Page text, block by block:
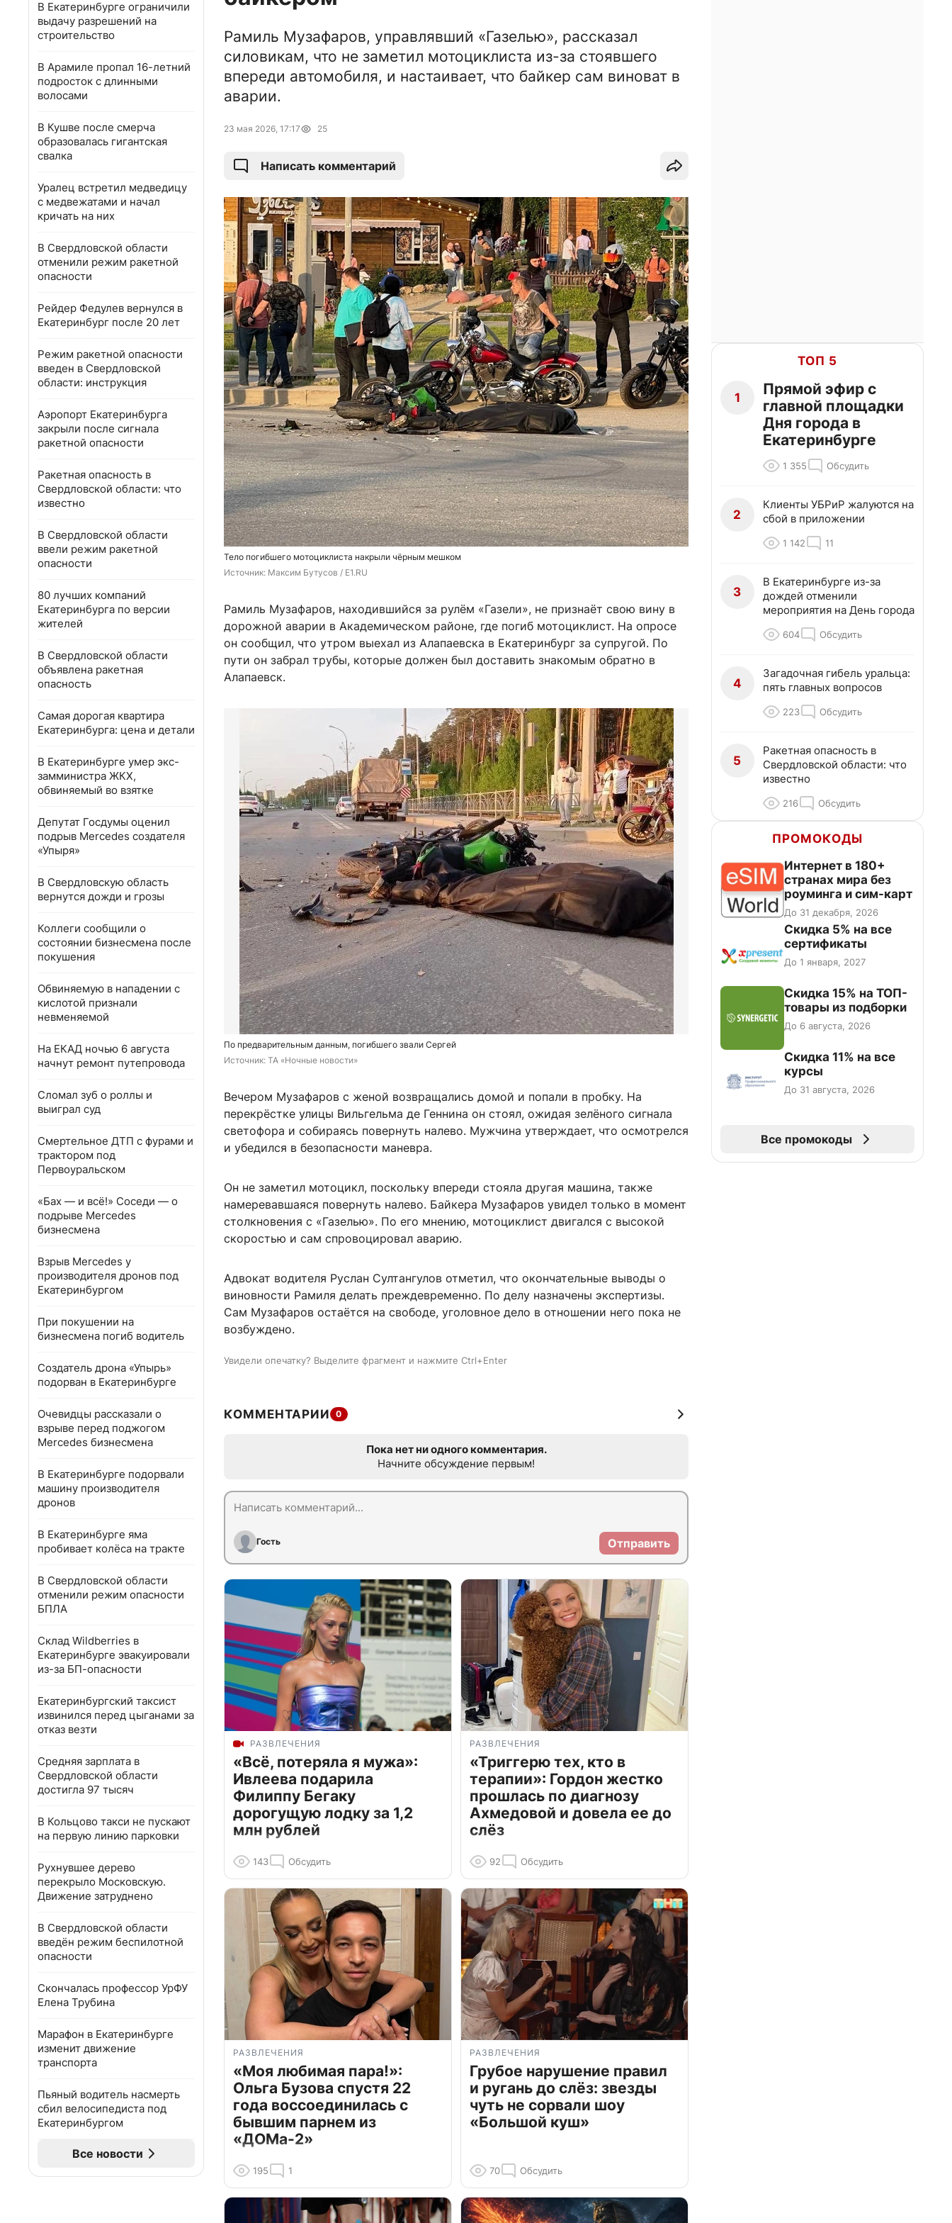
В Екатеринбурге ограничили
выдачу разрешений на
строительство
В Арамиле пропал 16-летний
подросток с длинными
волосами
В Кушве после смерча
образовалась гигантская
свалка
Уралец встретил медведицу
с медвежатами и начал
кричать на них
В Свердловской области
отменили режим ракетной
опасности
Рейдер Федулев вернулся в
Екатеринбург после 20 лет
Режим ракетной опасности
введен в Свердловской
области: инструкция
Аэропорт Екатеринбурга
закрыли после сигнала
ракетной опасности
Ракетная опасность в
Свердловской области: что
известно
В Свердловской области
ввели режим ракетной
опасности
80 лучших компаний
Екатеринбурга по версии
жителей
В Свердловской области
объявлена ракетная
опасность
Самая дорогая квартира
Екатеринбурга: цена и детали
В Екатеринбурге умер экс-
замминистра ЖКХ,
обвиняемый во взятке
Депутат Госдумы оценил
подрыв Mercedes создателя
«Упыря»
В Свердловскую область
вернутся дожди и грозы
Коллеги сообщили о
состоянии бизнесмена после
покушения
Обвиняемую в нападении с
кислотой признали
невменяемой
На ЕКАД ночью 6 августа
начнут ремонт путепровода
Сломал зуб о роллы и
выиграл суд
Смертельное ДТП с фурами и
трактором под
Первоуральском
«Бах — и всё!» Соседи — о
подрыве Mercedes
бизнесмена
Взрыв Mercedes у
производителя дронов под
Екатеринбургом
При покушении на
бизнесмена погиб водитель
Создатель дрона «Упырь»
подорван в Екатеринбурге
Очевидцы рассказали о
взрыве перед поджогом
Mercedes бизнесмена
В Екатеринбурге подорвали
машину производителя
дронов
В Екатеринбурге яма
пробивает колёса на тракте
В Свердловской области
отменили режим опасности
БПЛА
Склад Wildberries в
Екатеринбурге эвакуировали
из-за БП-опасности
Екатеринбургский таксист
извинился перед цыганами за
отказ везти
Средняя зарплата в
Свердловской области
достигла 97 тысяч
В Кольцово такси не пускают
на первую линию парковки
Рухнувшее дерево
перекрыло Московскую.
Движение затруднено
В Свердловской области
введён режим беспилотной
опасности
Скончалась профессор УрФУ
Елена Трубина
Марафон в Екатеринбурге
изменит движение
транспорта
Пьяный водитель насмерть
сбил велосипедиста под
Екатеринбургом
Все новости
Рамиль Музафаров, управлявший «Газелью», рассказал
силовикам, что не заметил мотоциклиста из-за стоявшего
впереди автомобиля, и настаивает, что байкер сам виноват в
аварии.
23 мая 2026, 17:17 25
Написать комментарий
Тело погибшего мотоциклиста накрыли чёрным мешком
Источник: Максим Бутусов / E1.RU
Рамиль Музафаров, находившийся за рулём «Газели», не признаёт свою вину в
дорожной аварии в Академическом районе, где погиб мотоциклист. На опросе
он сообщил, что утром выехал из Алапаевска в Екатеринбург за супругой. По
пути он забрал трубы, которые должен был доставить знакомым обратно в
Алапаевск.
По предварительным данным, погибшего звали Сергей
Источник: ТА «Ночные новости»
Вечером Музафаров с женой возвращались домой и попали в пробку. На
перекрёстке улицы Вильгельма де Геннина он стоял, ожидая зелёного сигнала
светофора и собираясь повернуть налево. Мужчина утверждает, что осмотрелся
и убедился в безопасности маневра.
Он не заметил мотоцикл, поскольку впереди стояла другая машина, также
намеревавшаяся повернуть налево. Байкера Музафаров увидел только в момент
столкновения с «Газелью». По его мнению, мотоциклист двигался с высокой
скоростью и сам спровоцировал аварию.
Адвокат водителя Руслан Султангулов отметил, что окончательные выводы о
виновности Рамиля делать преждевременно. По делу назначены экспертизы.
Сам Музафаров остаётся на свободе, уголовное дело в отношении него пока не
возбуждено.
Увидели опечатку? Выделите фрагмент и нажмите Ctrl+Enter
КОММЕНТАРИИ 0
Пока нет ни одного комментария.
Начните обсуждение первым!
Гость Отправить
РАЗВЛЕЧЕНИЯ
«Всё, потеряла я мужа»:
Ивлеева подарила
Филиппу Бегаку
дорогущую лодку за 1,2
млн рублей
143 Обсудить
РАЗВЛЕЧЕНИЯ
«Триггерю тех, кто в
терапии»: Гордон жестко
прошлась по диагнозу
Ахмедовой и довела ее до
слёз
92 Обсудить
РАЗВЛЕЧЕНИЯ
«Моя любимая пара!»:
Ольга Бузова спустя 22
года воссоединилась с
бывшим парнем из
«ДОМа-2»
195 1
РАЗВЛЕЧЕНИЯ
Грубое нарушение правил
и ругань до слёз: звезды
чуть не сорвали шоу
«Большой куш»
70 Обсудить
ТОП 5
1
Прямой эфир с
главной площадки
Дня города в
Екатеринбурге
1 355 Обсудить
2
Клиенты УБРиР жалуются на
сбой в приложении
1 142 11
3
В Екатеринбурге из-за
дождей отменили
мероприятия на День города
604 Обсудить
4
Загадочная гибель уральца:
пять главных вопросов
223 Обсудить
5
Ракетная опасность в
Свердловской области: что
известно
216 Обсудить
ПРОМОКОДЫ
Интернет в 180+
странах мира без
роуминга и сим-карт
До 31 декабря, 2026
Скидка 5% на все
сертификаты
До 1 января, 2027
Скидка 15% на ТОП-
товары из подборки
До 6 августа, 2026
Скидка 11% на все
курсы
До 31 августа, 2026
Все промокоды